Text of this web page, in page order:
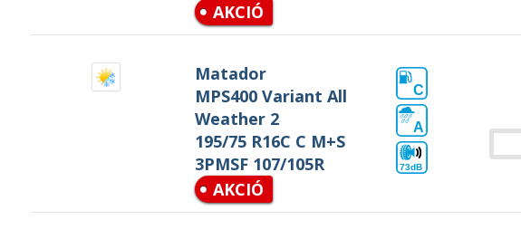
AKCIÓ
Matador
MPS400 Variant All
Weather 2
195/75 R16C C M+S
3PMSF 107/105R
AKCIÓ
C
A
73dB